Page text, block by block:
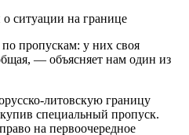
пропускам: у них своя
— объясняет нам один из
литовскую границу
специальный пропуск.
на первоочередное